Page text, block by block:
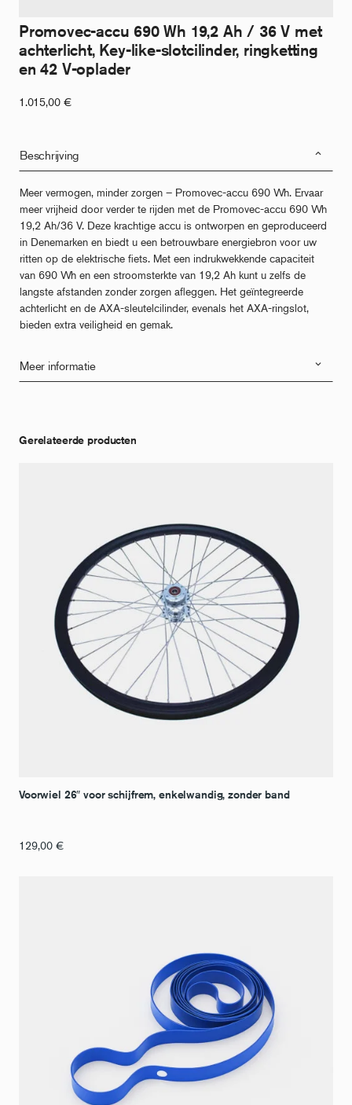
Promovec-accu 690 Wh 19,2 Ah / 36 V met
achterlicht, Key-like-slotcilinder, ringketting
en 42 V-oplader
1.015,00 €
Beschrijving
Meer vermogen, minder zorgen – Promovec-accu 690 Wh. Ervaar
meer vrijheid door verder te rijden met de Promovec-accu 690 Wh
19,2 Ah/36 V. Deze krachtige accu is ontworpen en geproduceerd
in Denemarken en biedt u een betrouwbare energiebron voor uw
ritten op de elektrische fiets. Met een indrukwekkende capaciteit
van 690 Wh en een stroomsterkte van 19,2 Ah kunt u zelfs de
langste afstanden zonder zorgen afleggen. Het geïntegreerde
achterlicht en de AXA-sleutelcilinder, evenals het AXA-ringslot,
bieden extra veiligheid en gemak.
Meer informatie
Gerelateerde producten
Voorwiel 26″ voor schijfrem, enkelwandig, zonder band
129,00 €